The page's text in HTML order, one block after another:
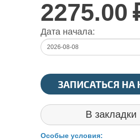
2275.00
Дата начала:
ЗАПИСАТЬСЯ НА
В закладки
Особые условия: